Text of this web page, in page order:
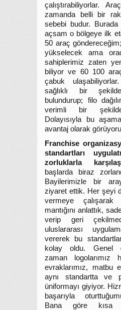
çalıştırabiliyorlar.
zamanda belli bir
sebebi budur.
açsam o bölgeye ilk
50 araç
yükselecek ama
sahiplerimiz zaten
biliyor ve 60 100
çabuk
sağlıklı bir
bulundurup; filo
verimli bir şekilde
Dolayısıyla bu
avantaj olarak
Franchise
standartları
zorluklarla
başlarda biraz
Bayilerimizle bir
ziyaret ettik. Her şeyi
vermeye
mantığını anlattık,
verip geri
uluslararası
vererek bu
kolay oldu. Genel
zaman logolarımız
evraklarımız, matbu
aynı standartta ve
üniformayı giyiyor.
başarıyla
Bana göre kısa